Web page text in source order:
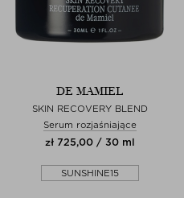
DE MAMIEL
SKIN RECOVERY BLEND
Serum rozjaśniające
zł 725,00 / 30 ml
SUNSHINE15